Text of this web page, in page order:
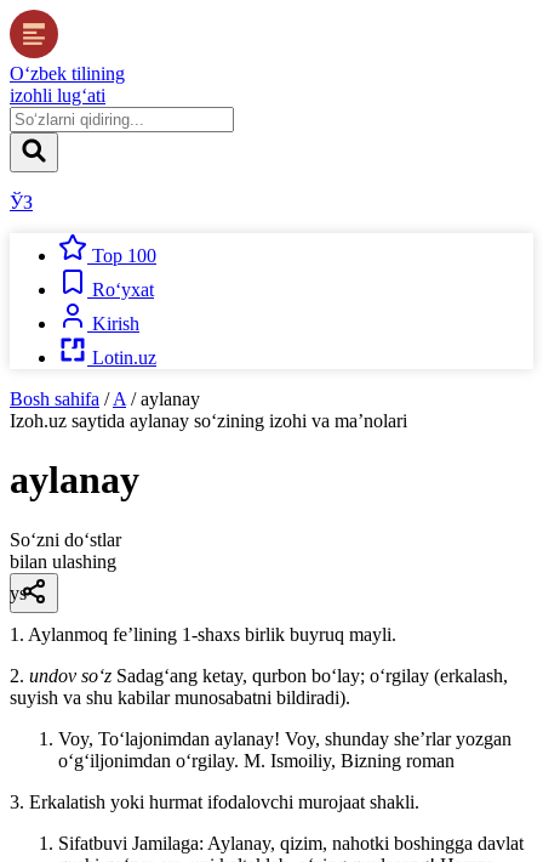
O‘zbek tilining
izohli lug‘ati
ЎЗ
Top 100
Ro‘yxat
Kirish
Lotin.uz
Bosh sahifa / A / aylanay
Izoh.uz saytida aylanay so‘zining izohi va ma’nolari
aylanay
So‘zni do‘stlar
bilan ulashing
ys
1. Aylanmoq feʼlining 1-shaxs birlik buyruq mayli.
2. undov so‘z Sadagʻang ketay, qurbon boʻlay; oʻrgilay (erkalash,
suyish va shu kabilar munosabatni bildiradi).
Voy, Toʻlajonimdan aylanay! Voy, shunday sheʼrlar yozgan
oʻgʻiljonimdan oʻrgilay. M. Ismoiliy, Bizning roman
3. Erkalatish yoki hurmat ifodalovchi murojaat shakli.
Sifatbuvi Jamilaga: Aylanay, qizim, nahotki boshingga davlat